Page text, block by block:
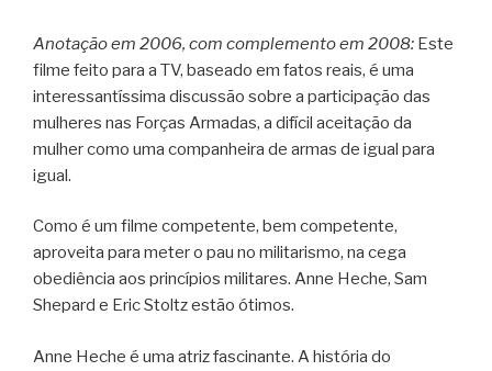
Anotação em 2006, com complemento em 2008: Este
filme feito para a TV, baseado em fatos reais, é uma
interessantíssima discussão sobre a participação das
mulheres nas Forças Armadas, a difícil aceitação da
mulher como uma companheira de armas de igual para
igual.
Como é um filme competente, bem competente,
aproveita para meter o pau no militarismo, na cega
obediência aos princípios militares. Anne Heche, Sam
Shepard e Eric Stoltz estão ótimos.
Anne Heche é uma atriz fascinante. A história do